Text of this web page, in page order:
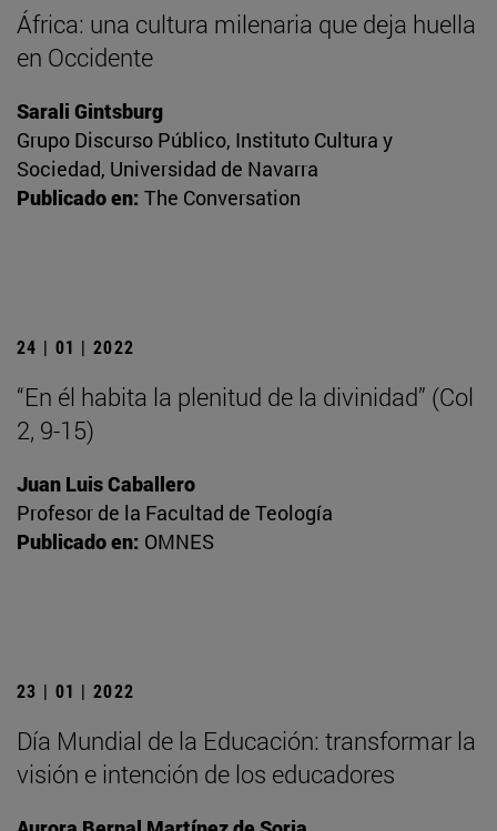
África: una cultura milenaria que deja huella
en Occidente
Sarali Gintsburg
Grupo Discurso Público, Instituto Cultura y
Sociedad, Universidad de Navarra
Publicado en: The Conversation
24 | 01 | 2022
“En él habita la plenitud de la divinidad” (Col
2, 9-15)
Juan Luis Caballero
Profesor de la Facultad de Teología
Publicado en: OMNES
23 | 01 | 2022
Día Mundial de la Educación: transformar la
visión e intención de los educadores